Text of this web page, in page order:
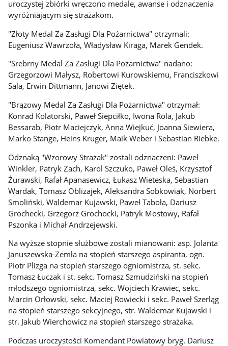
uroczystej zbiórki wręczono medale, awanse i odznaczenia
wyróżniającym się strażakom.
"Złoty Medal Za Zasługi Dla Pożarnictwa" otrzymali:
Eugeniusz Wawrzoła, Władysław Kiraga, Marek Gendek.
"Srebrny Medal Za Zasługi Dla Pożarnictwa" nadano:
Grzegorzowi Małysz, Robertowi Kurowskiemu, Franciszkowi
Sala, Erwin Dittmann, Janowi Ziętek.
"Brązowy Medal Za Zasługi Dla Pożarnictwa" otrzymał:
Konrad Kolatorski, Paweł Siepciłko, Iwona Rola, Jakub
Bessarab, Piotr Maciejczyk, Anna Wiejkuć, Joanna Siewiera,
Marko Stange, Heins Kruger, Maik Weber i Sebastian Riebke.
Odznaką "Wzorowy Strażak" zostali odznaczeni: Paweł
Winkler, Patryk Zach, Karol Szczuko, Paweł Oleś, Krzysztof
Żurawski, Rafał Apanasewicz, Łukasz Wieteska, Sebastian
Wardak, Tomasz Oblizajek, Aleksandra Sobkowiak, Norbert
Smoliński, Waldemar Kujawski, Paweł Taboła, Dariusz
Grochecki, Grzegorz Grochocki, Patryk Mostowy, Rafał
Pszonka i Michał Andrzejewski.
Na wyższe stopnie służbowe zostali mianowani: asp. Jolanta
Januszewska-Zemła na stopień starszego aspiranta, ogn.
Piotr Plizga na stopień starszego ogniomistrza, st. sekc.
Tomasz Łuczak i st. sekc. Tomasz Szmudziński na stopień
młodszego ogniomistrza, sekc. Wojciech Krawiec, sekc.
Marcin Orłowski, sekc. Maciej Rowiecki i sekc. Paweł Szerląg
na stopień starszego sekcyjnego, str. Waldemar Kujawski i
str. Jakub Wierchowicz na stopień starszego strażaka.
Podczas uroczystości Komendant Powiatowy bryg. Dariusz